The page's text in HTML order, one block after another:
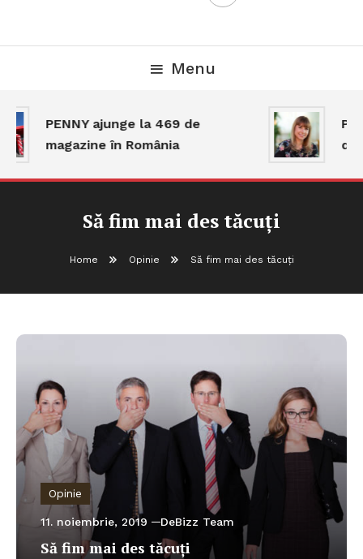
Menu
PENNY ajunge la 469 de
magazine în România
Să fim mai des tăcuți
Home Opinie Să fim mai des tăcuți
Opinie
11. noiembrie, 2019 DeBizz Team
Să fim mai des tăcuți